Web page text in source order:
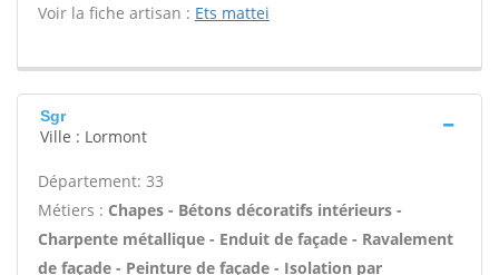
Voir la fiche artisan : Ets mattei
Sgr
Ville : Lormont
Département: 33
Métiers : Chapes - Bétons décoratifs intérieurs -
Charpente métallique - Enduit de façade - Ravalement
de façade - Peinture de façade - Isolation par